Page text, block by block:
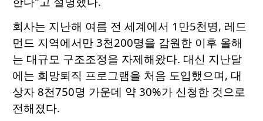
회사는 지난해 여름 전 세계에서 1만5천명, 레드
먼드 지역에서만 3천200명을 감원한 이후 올해
는 대규모 구조조정을 자제해왔다. 대신 지난달
에는 희망퇴직 프로그램을 처음 도입했으며, 대
상자 8천750명 가운데 약 30%가 신청한 것으로
전해졌다.